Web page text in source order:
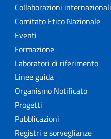
Collaborazioni internazionali
Comitato Etico Nazionale
Eventi
Formazione
Laboratori di riferimento
Linee guida
Organismo Notificato
Progetti
Pubblicazioni
Registri e sorveglianze